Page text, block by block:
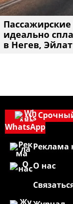
идеально
в Негев,
WhatsApp
Реклама
О нас